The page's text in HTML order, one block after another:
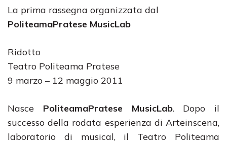
La prima rassegna organizzata dal
PoliteamaPratese MusicLab
Ridotto
Teatro Politeama Pratese
9 marzo – 12 maggio 2011
Nasce PoliteamaPratese MusicLab. Dopo il
successo della rodata esperienza di Arteinscena,
laboratorio di musical, il Teatro Politeama